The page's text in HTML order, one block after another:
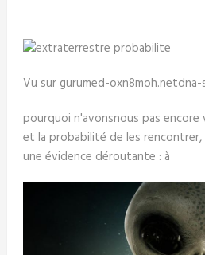
Vu sur gurumed-oxn8moh.netdna-
pourquoi n'avonsnous pas encore
et la probabilité de les
une évidence déroutante : à